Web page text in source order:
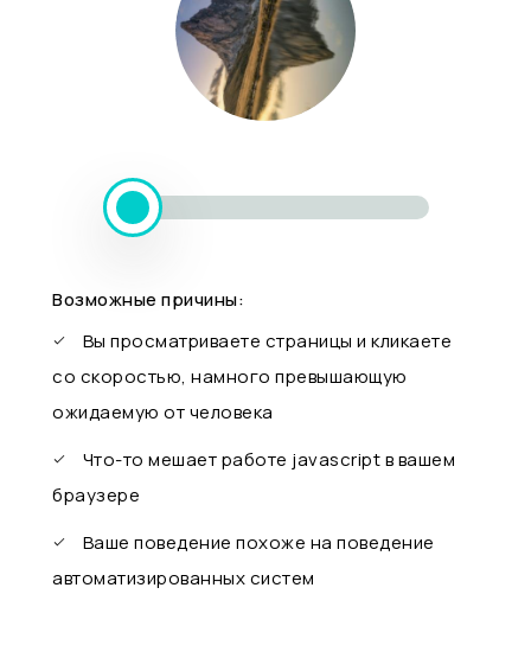
Возможные причины:
Вы просматриваете страницы и кликаете
со скоростью, намного превышающую
ожидаемую от человека
Что-то мешает работе javascript в вашем
браузере
Ваше поведение похоже на поведение
автоматизированных систем